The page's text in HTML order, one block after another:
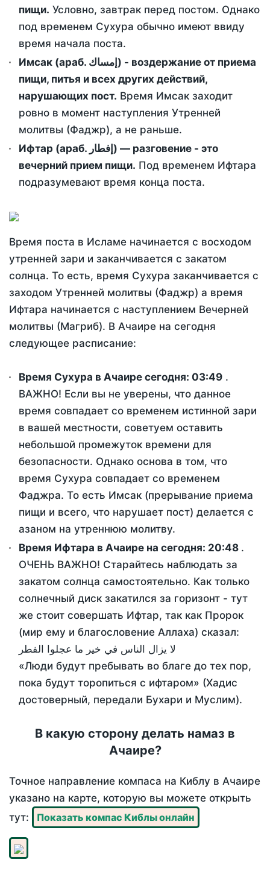
пищи. Условно, завтрак перед постом. Однако
под временем Сухура обычно имеют ввиду
время начала поста.
Имсак (араб. إمساك) - воздержание от приема
пищи, питья и всех других действий,
нарушающих пост. Время Имсак заходит
ровно в момент наступления Утренней
молитвы (Фаджр), а не раньше.
Ифтар (араб. إفطار) — разговение - это
вечерний прием пищи. Под временем Ифтара
подразумевают время конца поста.
Время поста в Исламе начинается с восходом
утренней зари и заканчивается с закатом
солнца. То есть, время Сухура заканчивается с
заходом Утренней молитвы (Фаджр) а время
Ифтара начинается с наступлением Вечерней
молитвы (Магриб). В Ачаире на сегодня
следующее расписание:
Время Сухура в Ачаире сегодня: 03:49 .
ВАЖНО! Если вы не уверены, что данное
время совпадает со временем истинной зари
в вашей местности, советуем оставить
небольшой промежуток времени для
безопасности. Однако основа в том, что
время Сухура совпадает со временем
Фаджра. То есть Имсак (прерывание приема
пищи и всего, что нарушает пост) делается с
азаном на утреннюю молитву.
Время Ифтара в Ачаире на сегодня: 20:48 .
ОЧЕНЬ ВАЖНО! Старайтесь наблюдать за
закатом солнца самостоятельно. Как только
солнечный диск закатился за горизонт - тут
же стоит совершать Ифтар, так как Пророк
(мир ему и благословение Аллаха) сказал:
لا يزال الناس في خير ما عجلوا الفطر
«Люди будут пребывать во благе до тех пор,
пока будут торопиться с ифтаром» (Хадис
достоверный, передали Бухари и Муслим).
В какую сторону делать намаз в
Ачаире?
Точное направление компаса на Киблу в Ачаире
указано на карте, которую вы можете открыть
тут:
Показать компас Киблы онлайн